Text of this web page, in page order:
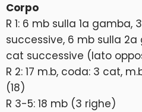
Corpo
R 1: 6 mb sulla 1a gamba,
successive, 6 mb sulla
cat successive (lato
R 2: 17 m.b, coda: 3 cat,
(18)
R 3-5: 18 mb (3 righe)